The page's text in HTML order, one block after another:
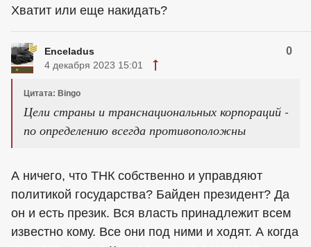
Хватит или еще накидать?
Enceladus 0
4 декабря 2023 15:01
Цитата: Bingo
Цели страны и транснациональных корпораций -
по определению всегда противоположны
А ничего, что ТНК собственно и управдяют
политикой государства? Байден президент? Да
он и есть презик. Вся власть принадлежит всем
известно кому. Все они под ними и ходят. А когда